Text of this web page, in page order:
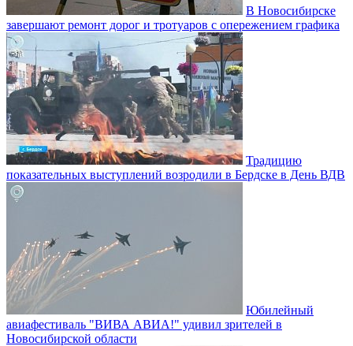
В Новосибирске
завершают ремонт дорог и тротуаров с опережением графика
Традицию
показательных выступлений возродили в Бердске в День ВДВ
Юбилейный
авиафестиваль "ВИВА АВИА!" удивил зрителей в
Новосибирской области